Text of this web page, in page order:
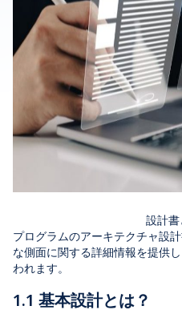
設計書
プログラムのアーキテクチャ設
な側面に関する詳細情報を提供
われます。
1.1 基本設計とは？